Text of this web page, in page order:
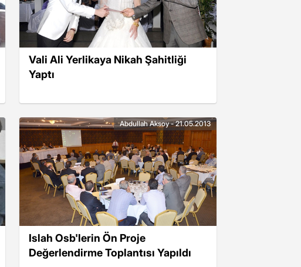
Vali Ali Yerlikaya Nikah Şahitliği
Yaptı
Islah Osb'lerin Ön Proje
Değerlendirme Toplantısı Yapıldı
Abdullah Aksoy - 21.05.2013